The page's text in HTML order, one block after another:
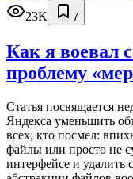
23K
7
Как я воевал
проблему
Статья посвящается
Яндекса уменьшить
всех, кто посмел:
файлы или просто не
интерфейсе и